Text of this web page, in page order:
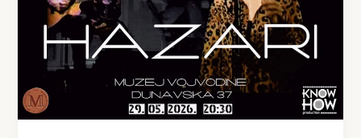
Vojvodine